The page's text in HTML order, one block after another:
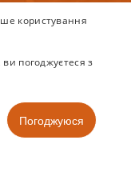
- інтернет магазин
і аксесуарів
користування
погоджуєтеся з
Погоджуюся